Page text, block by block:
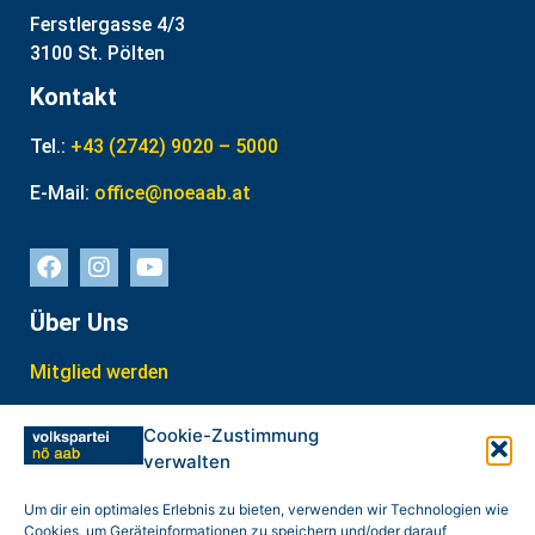
Cookie-Zustimmung
verwalten
Um dir ein optimales Erlebnis zu bieten, verwenden wir Technologien wie
Cookies, um Geräteinformationen zu speichern und/oder darauf
Ferstlergasse 4/3
3100 St. Pölten
Kontakt
Tel.: +43 (2742) 9020 – 5000
E-Mail: office@noeaab.at
Über Uns
Mitglied werden
In Kontakt treten
weitere Links